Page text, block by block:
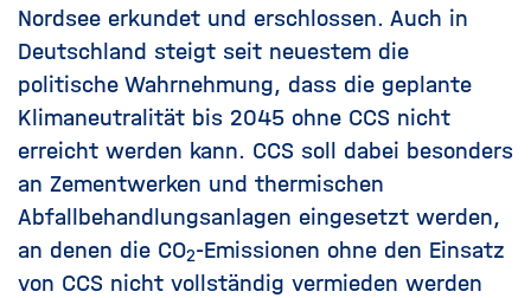
Nordsee erkundet und erschlossen. Auch in
Deutschland steigt seit neuestem die
politische Wahrnehmung, dass die geplante
Klimaneutralität bis 2045 ohne CCS nicht
erreicht werden kann. CCS soll dabei besonders
an Zementwerken und thermischen
Abfallbehandlungsanlagen eingesetzt werden,
an denen die CO2-Emissionen ohne den Einsatz
von CCS nicht vollständig vermieden werden